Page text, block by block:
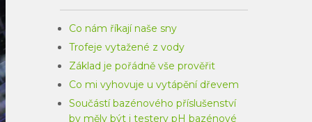
Co nám říkají naše sny
Trofeje vytažené z vody
Základ je pořádně vše prověřit
Co mi vyhovuje u vytápění dřevem
Součástí bazénového příslušenství
by měly být i testery pH bazénové